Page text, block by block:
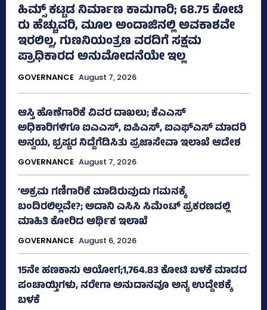
ಹಿಮ್ಸ್‌ ಕಟ್ಟಡ ನಿರ್ಮಾಣ ಕಾಮಗಾರಿ; 68.75 ಕೋಟಿ
ರು ಹೆಚ್ಚುವರಿ, ಮೂಲ ಅಂದಾಜಿನಲ್ಲಿ ಅವಕಾಶವೇ
ಇರಲಿಲ್ಲ, ಗುಣನಿಯಂತ್ರಣ ವರದಿಗೆ ಸಕ್ಷಮ
ಪ್ರಾಧಿಕಾರದ ಅನುಮೋದನೆಯೇ ಇಲ್ಲ
GOVERNANCE August 7, 2026
ಆಸ್ತಿ ಹೊಣೆಗಾರಿಕೆ ವಿವರ ದಾಖಲು; ಕೆಎಎಸ್
ಅಧಿಕಾರಿಗಳಿಗೂ ಐಎಎಸ್‌, ಐಪಿಎಸ್‌, ಐಎಫ್‌ಎಸ್‌ ಮಾದರಿ
ಅನ್ವಯ, ಭ್ರಷ್ಟರ ನಿದ್ದೆಗೆಡಿಸಿತು ಪ್ರಜಾಸೇವಾ ಇಲಾಖೆ ಆದೇಶ
GOVERNANCE August 7, 2026
‘ಅಕ್ರಮ ಗಣಿಗಾರಿಕೆ ಮಾಡಿರುವುದು ಗಮನಕ್ಕೆ
ಬಂದಿರಲಿಲ್ಲವೇ?; ಅದಾನಿ ಎಸಿಸಿ ಸಿಮೆಂಟ್ ಪ್ರಕರಣದಲ್ಲಿ
ಮಾಹಿತಿ ಕೋರಿದ ಆರ್ಥಿಕ ಇಲಾಖೆ
GOVERNANCE August 6, 2026
15ನೇ ಹಣಕಾಸು ಆಯೋಗ;1,764.83 ಕೋಟಿ ಬಳಕೆ ಮಾಡದ
ಪಂಚಾಯ್ತಿಗಳು, ನರೇಗಾ ಅನುದಾನವೂ ಅನ್ಯ ಉದ್ದೇಶಕ್ಕೆ
ಬಳಕೆ